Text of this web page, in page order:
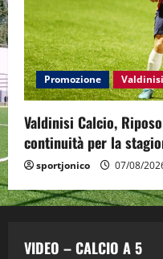
Promozione
Valdinisi Calcio,
continuità per la
sportjonico 07/08/
VIDEO – CALCIO A 5